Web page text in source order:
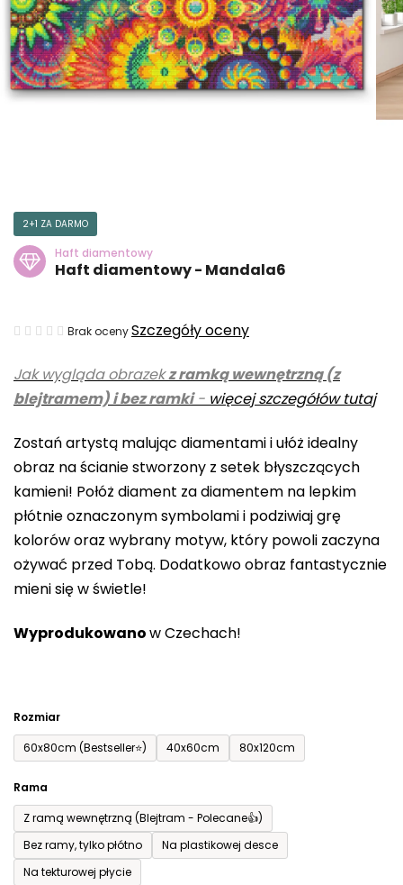
Jak wygląda obrazekz ramką wewnętrzną (z
blejtramem) i bez ramki- więcej szczegółów tutaj
Zostań artystą malując diamentami i ułóż idealny
obraz na ścianie stworzony z setek błyszczących
kamieni! Połóż diament za diamentem na lepkim
płótnie oznaczonym symbolami i podziwiaj grę
kolorów oraz wybrany motyw, który powoli zaczyna
ożywać przed Tobą. Dodatkowo obraz fantastycznie
mieni się w świetle!
Wyprodukowanow Czechach!
Rozmiar
60x80cm (Bestseller⭐)
40x60cm 80x120cm
Rama
Z ramą wewnętrzną (Blejtram - Polecane👍)
Bez ramy, tylko płótno
Na plastikowej desce
Na tekturowej płycie
2+1 ZA DARMO
Haft diamentowy
Haft diamentowy - Mandala6
Średnia
produktu
wynosi
na
5
gwiazdek.
Brak ocenySzczegóły oceny